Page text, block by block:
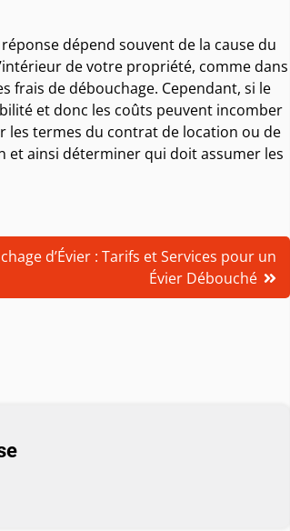
dépend souvent de la cause du
de votre propriété, comme dans
frais de débouchage. Cependant, si le
et donc les coûts peuvent incomber
les termes du contrat de location ou de
et ainsi déterminer qui doit assumer les
d’Évier : Tarifs et Services pour un
Évier Débouché